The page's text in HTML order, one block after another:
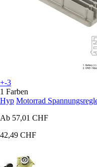
+-3
1 Farben
Hyp Motorrad
Ab 57,01 CHF
42,49 CHF